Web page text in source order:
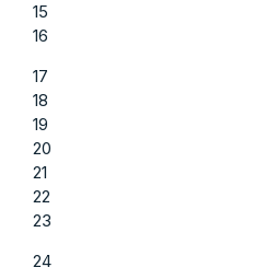
15
16
17
18
19
20
21
22
23
24